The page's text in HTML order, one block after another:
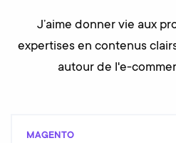
J’aime donner vie aux
expertises en contenus
autour de l'e-
MAGENTO